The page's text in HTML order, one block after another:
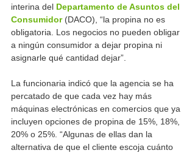
interina del Departamento de Asuntos del
Consumidor (DACO), “la propina no es
obligatoria. Los negocios no pueden obligar
a ningún consumidor a dejar propina ni
asignarle qué cantidad dejar”.
La funcionaria indicó que la agencia se ha
percatado de que cada vez hay más
máquinas electrónicas en comercios que ya
incluyen opciones de propina de 15%, 18%,
20% o 25%. “Algunas de ellas dan la
alternativa de que el cliente escoja cuánto